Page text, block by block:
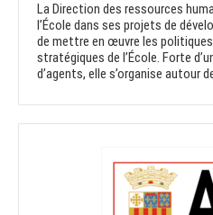
La Direction des ressources
l’École dans ses projets de
de mettre en œuvre les
stratégiques de l’École. Forte
d’agents, elle s’organise autour